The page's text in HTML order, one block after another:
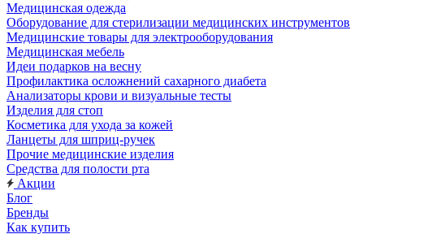
Медицинская одежда
Оборудование для стерилизации медицинских инструментов
Медицинские товары для электрооборудования
Медицинская мебель
Идеи подарков на весну
Профилактика осложнений сахарного диабета
Анализаторы крови и визуальные тесты
Изделия для стоп
Косметика для ухода за кожей
Ланцеты для шприц-ручек
Прочие медицинские изделия
Средства для полости рта
Акции
Блог
Бренды
Как купить